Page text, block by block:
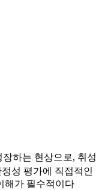
하는 현상으로, 취성
성 평가에 직접적인
해가 필수적이다